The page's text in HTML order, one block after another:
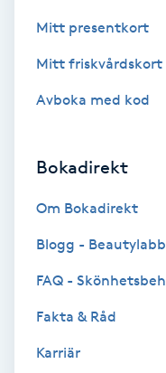
Fotsvamp
Fotvård
Fransar
Fransborttagning
Fransförlängning
Fransförlängning
Mitt presentkort
Mitt friskvårdskort
Avboka med kod
Bokadirekt
Om Bokadirekt
Blogg -
FAQ -
Fakta & Råd
Karriär